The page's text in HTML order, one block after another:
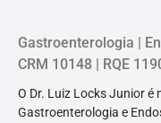
Gastroenterologia |
CRM 10148 | RQE
O Dr. Luiz Locks Junior é
Gastroenterologia e